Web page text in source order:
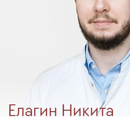
Елагин Никита